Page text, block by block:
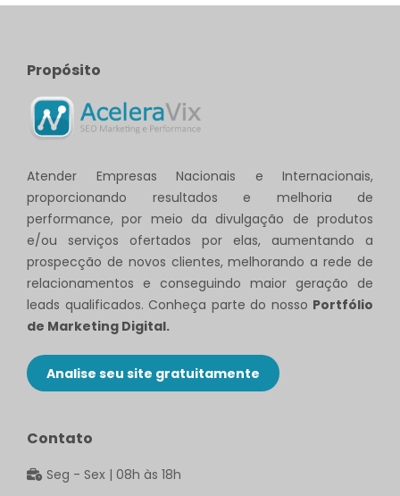
Propósito
Atender Empresas Nacionais e Internacionais,
proporcionando resultados e melhoria de
performance, por meio da divulgação de produtos
e/ou serviços ofertados por elas, aumentando a
prospecção de novos clientes, melhorando a rede de
relacionamentos e conseguindo maior geração de
leads qualificados. Conheça parte do nosso Portfólio
de Marketing Digital.
Analise seu site gratuitamente
Contato
Seg - Sex | 08h às 18h